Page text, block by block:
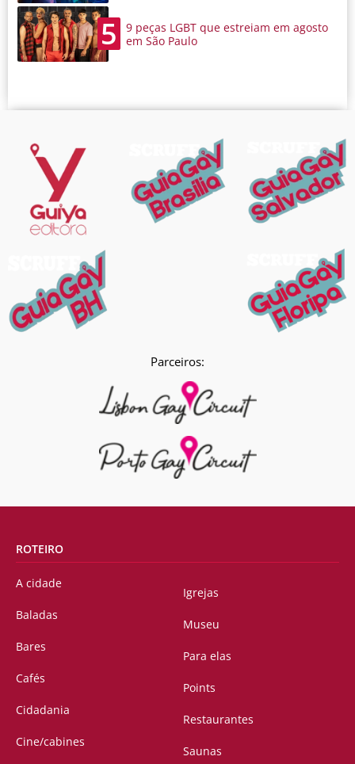
5
9 peças LGBT que estreiam em agosto
em São Paulo
Parceiros:
ROTEIRO
A cidade
Baladas
Bares
Cafés
Cidadania
Cine/cabines
Igrejas
Museu
Para elas
Points
Restaurantes
Saunas